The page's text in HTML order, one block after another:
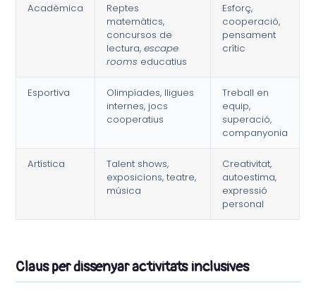
Acadèmica
Reptes
matemàtics,
concursos de
lectura,escape
rooms educatius
Esforç,
cooperació,
pensament
crític
Esportiva
Olimpíades, lligues
internes, jocs
cooperatius
Treball en
equip,
superació,
companyonia
Artística
Talent shows,
exposicions, teatre,
música
Creativitat,
autoestima,
expressió
personal
Claus per dissenyar activitats inclusives